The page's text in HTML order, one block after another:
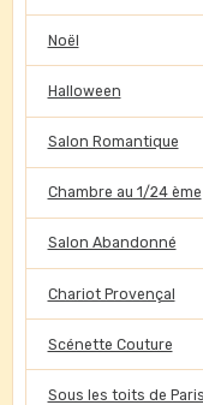
Noël
Halloween
Salon Romantique
Chambre au 1/24 ème
Salon Abandonné
Chariot Provençal
Scénette Couture
Sous les toits de Paris